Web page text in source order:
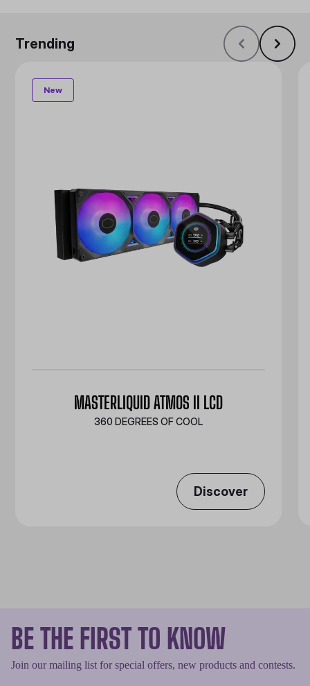
Trending
New
MASTERLIQUID ATMOS II LCD
360 DEGREES OF COOL​
Discover
BE THE FIRST TO KNOW
Join our mailing list for special offers, new products and contests.